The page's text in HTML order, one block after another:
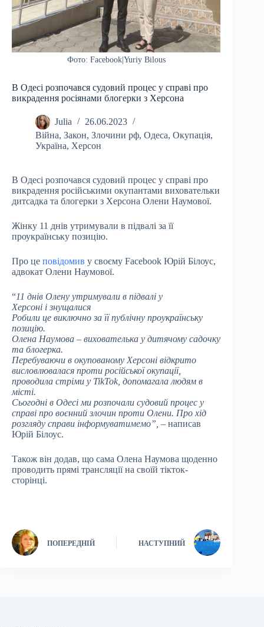
Фото: Facebook|Yuriy Bilous
В Одесі розпочався судовий процес у справі про
викрадення росіянами блогерки з Херсона
Julia
26.06.2023
Війна, Закон, Злочини рф, Одеса, Окупація,
Україна, Херсон
В Одесі розпочався судовий процес у справі про
викрадення російськими окупантами виховательки
дитсадка та блогерки з Херсона Олени Наумової.
Жінку 11 днів утримували в підвалі за її
проукраїнську позицію.
Про це повідомив у своєму Facebook Юрій Білоус,
адвокат Олени Наумової.
“11 днів Олену утримували в підвалі у
Херсоні і знущалися
Робили це виключно за її публічну проукраїнську
позицію.
Олена Наумова – вихователька у дитячому садочку
та блогерка.
Перебуваючи в окупованому Херсоні відкрито
висловлювалася проти російської окупації,
проводила стріми у TikTok, допомагала людям в
місті.
Сьогодні в Одесі ми розпочали судовий процес у
справі про воєнний злочин проти Олени. Про хід
розгляду справи інформуватимемо”, – написав
Юрій Білоус.
Також він додав, що сама Олена Наумова щоденно
проводить прямі трансляції на своїй тікток-
сторінці.
ПОПЕРЕДНІЙ НАСТУПНИЙ